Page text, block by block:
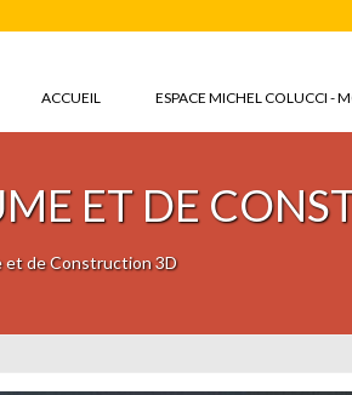
ACCUEIL ESPACE MICHEL COLUCCI -
ET DE
et de Construction 3D